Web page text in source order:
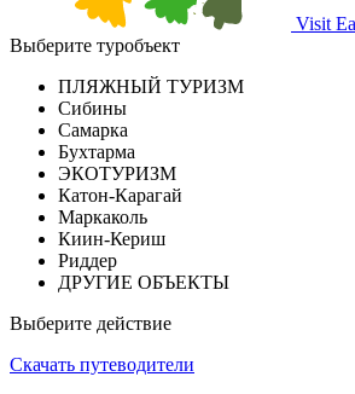
Visit
Выберите туробъект
ПЛЯЖНЫЙ ТУРИЗМ
Сибины
Самарка
Бухтарма
ЭКОТУРИЗМ
Катон-Карагай
Маркаколь
Киин-Кериш
Риддер
ДРУГИЕ ОБЪЕКТЫ
Выберите действие
Скачать путеводители